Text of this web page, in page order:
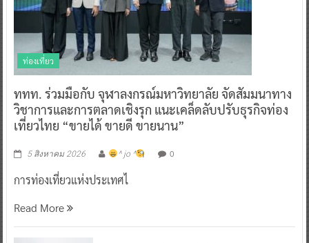
ท่องเที่ยว
ททท. ร่วมมือกับ จุฬาลงกรณ์มหาวิทยาลัย จัดสัมมนาทาง
วิชาการและการตลาดเชิงรุก แนะเคล็ดลับปรับธุรกิจท่อง
เที่ยวไทย “ขายได้ ขายดี ขายนาน”
5 สิงหาคม 2026 ^ jo ^ 0
การท่องเที่ยวแห่งประเทศไ
Read More